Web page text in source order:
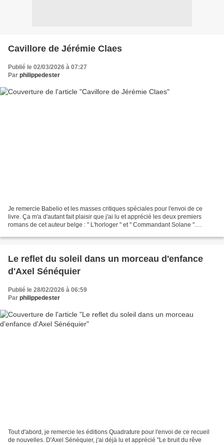
Cavillore de Jérémie Claes
Publié le 02/03/2026 à 07:27
Par philippedester
Je remercie Babelio et les masses critiques spéciales pour l'envoi de ce
livre. Ça m'a d'autant fait plaisir que j'ai lu et apprécié les deux premiers
romans de cet auteur belge : " L'horloger " et " Commandant Solane ".
Le reflet du soleil dans un morceau d'enfance
d'Axel Sénéquier
Publié le 28/02/2026 à 06:59
Par philippedester
Tout d'abord, je remercie les éditions Quadrature pour l'envoi de ce recueil
de nouvelles. D'Axel Sénéquier, j'ai déjà lu et apprécié "Le bruit du rêve